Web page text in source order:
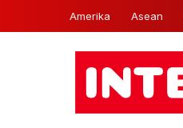
Amerika Asean